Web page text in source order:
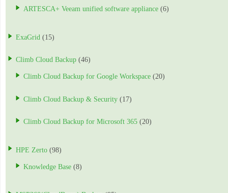
ARTESCA+ Veeam unified software appliance (6)
ExaGrid (15)
Climb Cloud Backup (46)
Climb Cloud Backup for Google Workspace (20)
Climb Cloud Backup & Security (17)
Climb Cloud Backup for Microsoft 365 (20)
HPE Zerto (98)
Knowledge Base (8)